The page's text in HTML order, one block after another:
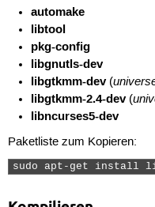
automake
libtool
pkg-config
libgnutls-dev
libgtkmm-dev(
libgtkmm-2.4-dev(
libncurses5-dev
Paketliste zum Kopieren:
sudo apt-get install